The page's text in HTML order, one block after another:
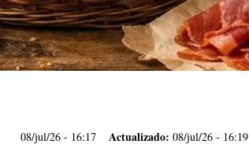
08/jul/26 - 16:17 Actualizado: 08/jul/26 - 16:19